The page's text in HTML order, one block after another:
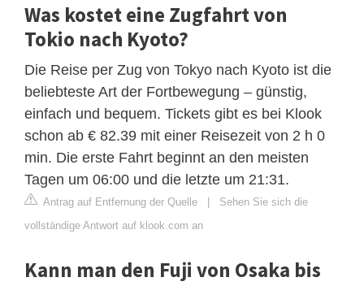
Was kostet eine Zugfahrt von
Tokio nach Kyoto?
Die Reise per Zug von Tokyo nach Kyoto ist die
beliebteste Art der Fortbewegung – günstig,
einfach und bequem. Tickets gibt es bei Klook
schon ab € 82.39 mit einer Reisezeit von 2 h 0
min. Die erste Fahrt beginnt an den meisten
Tagen um 06:00 und die letzte um 21:31.
Antrag auf Entfernung der Quelle | Sehen Sie sich die
vollständige Antwort auf klook.com an
Kann man den Fuji von Osaka bis